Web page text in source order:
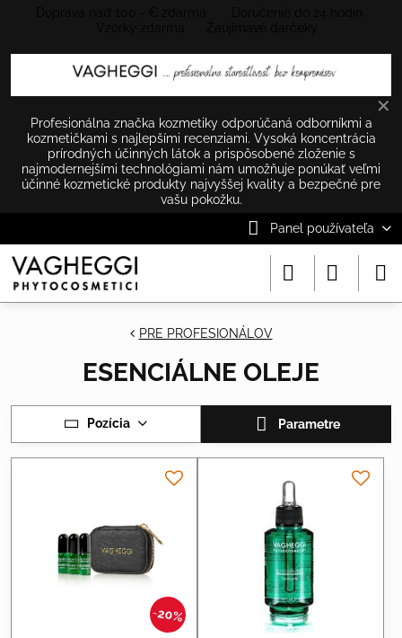
✕
Profesionálna značka kozmetiky odporúčaná odborníkmi a
kozmetičkami s najlepšími recenziami. Vysoká koncentrácia
prírodných účinných látok a prispôsobené zloženie s
najmodernejšími technológiami nám umožňuje ponúkať veľmi
účinné kozmetické produkty najvyššej kvality a bezpečné pre
vašu pokožku.
Panel používateľa
PRE PROFESIONÁLOV
ESENCIÁLNE OLEJE
Pozícia Parametre
20%